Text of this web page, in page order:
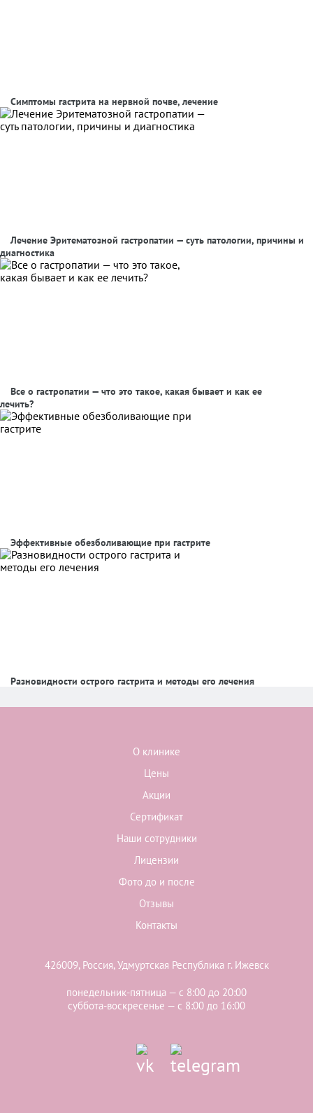
Симптомы гастрита на нервной почве, лечение
Лечение Эритематозной гастропатии — суть патологии, причины и
диагностика
Все о гастропатии — что это такое, какая бывает и как ее
лечить?
Эффективные обезболивающие при гастрите
Разновидности острого гастрита и методы его лечения
О клинике
Цены
Акции
Сертификат
Наши сотрудники
Лицензии
Фото до и после
Отзывы
Контакты
426009, Россия, Удмуртская Республика г. Ижевск
понедельник-пятница — с 8:00 до 20:00
суббота-воскресенье — с 8:00 до 16:00